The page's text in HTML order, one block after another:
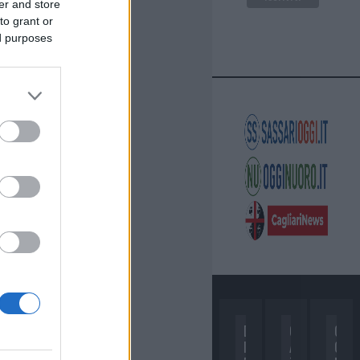
and store
grant or
purposes
D
I
C
A
C
O